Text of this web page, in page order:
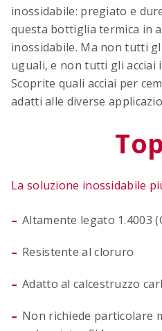
OCIMA – Valutazione
Verificare la durata di
strutture in cemento
Crea facilmente e
inossidabile: pregiato e
questa bottiglia termica in
inossidabile. Ma non tutti
uguali, e non tutti gli acciai
Scoprite quali acciai per
adatti alle diverse
La soluzione inossidabile
Altamente legato 1.4003
Resistente al cloruro
Adatto al calcestruzzo
Non richiede particolare